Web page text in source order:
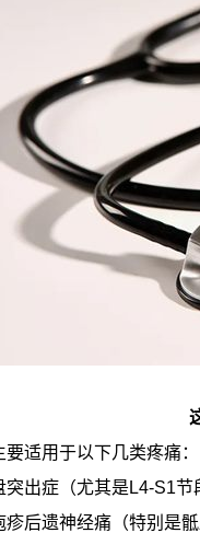
适用于以下几类疼痛：
出症（尤其是L4-S1节
后遗神经痛（特别是